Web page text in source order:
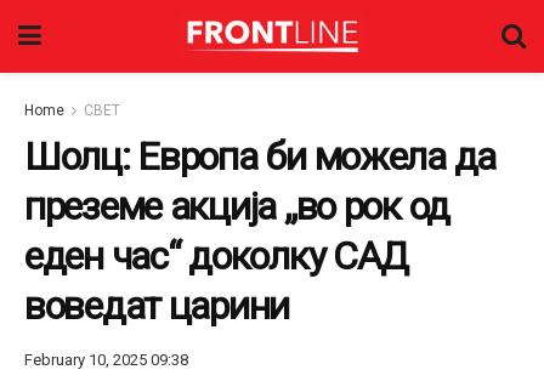
Home СВЕТ
Шолц: Европа би можела да
преземе акција „во рок од
еден час“ доколку САД
воведат царини
February 10, 2025 09:38